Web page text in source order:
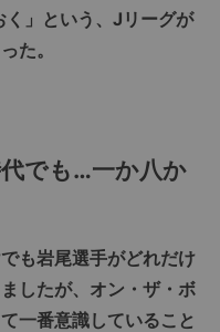
」という、Jリーグが
た。
でも…一か八か
も岩尾選手がどれだけ
したが、オン・ザ・ボ
一番意識していること